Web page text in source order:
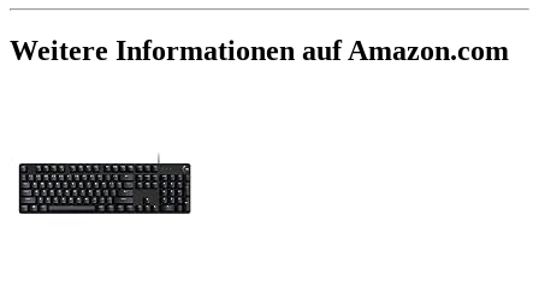
Weitere Informationen auf Amazon.com